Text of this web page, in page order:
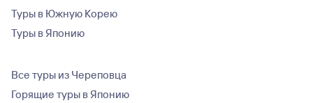
Туры в Южную Корею
Туры в Японию
Все туры из Череповца
Горящие туры в Японию